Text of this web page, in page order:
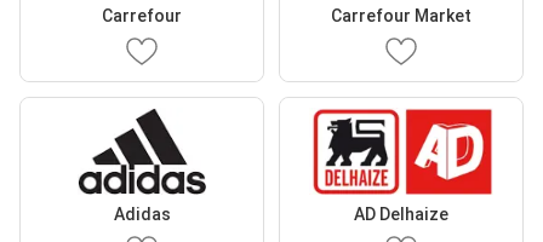
Carrefour Carrefour Market
Adidas AD Delhaize